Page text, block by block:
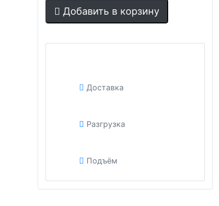
Добавить в корзину
Доставка
Разгрузка
Подъём